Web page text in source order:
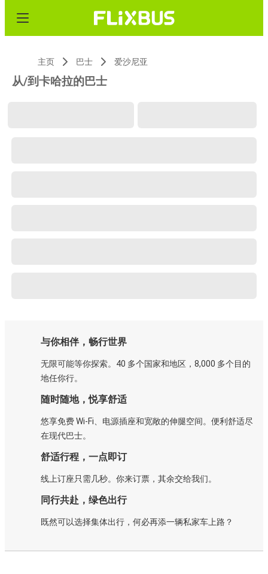
主页 巴士 爱沙尼亚
从/到卡哈拉的巴士
与你相伴，畅行世界
无限可能等你探索。40 多个国家和地区，8,000 多个目的
地任你行。
随时随地，悦享舒适
悠享免费 Wi-Fi、电源插座和宽敞的伸腿空间。便利舒适尽
在现代巴士。
舒适行程，一点即订
线上订座只需几秒。你来订票，其余交给我们。
同行共赴，绿色出行
既然可以选择集体出行，何必再添一辆私家车上路？